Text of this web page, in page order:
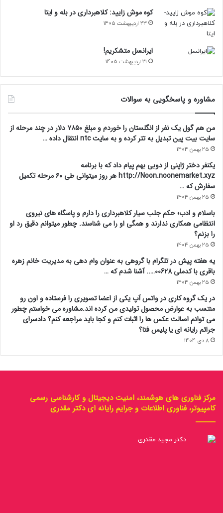
کوه موش زایید: کلاهبرداری در بله و ایتا
23 اردیبهشت 1405
ایرانسل متشکریم!
21 اردیبهشت 1405
مشاوره و پاسخگویی به سوالات
من هم گول یک نفر از انگلستان را خوردم و مبلغ ۷۸۵۰ دلار در چند مرحله از
سایت بیت پین تبدیل به تتر کرده و به سایت ntc انتقال داده …
25 بهمن 1404
یکنفر دختر ژاپنی از دوبی بهم پیام داد که با برنامه
http://Noon.noonemarket.xyz هر روز میتوانی طی ۶۰ مرحله تکمیل
سفارش که …
25 بهمن 1404
باسلام و ادب؛ حکم جلب سیار کلاهبرداری را دارم و پاسگاه های نیروی
انتظامی همکاری ندارند و همگی او را می شناسند. چطور میتوانم دقیق رد او
را بزنم؟
25 بهمن 1404
یه هفته پیش در تلگرام با گروهی به عنوان وام دهی به مدیریت خانم زهره
باقری با کدملی 00628….. آشنا شدم که …
25 بهمن 1404
در یک گروه کاری در واتس آپ یکی از اعضا تصویری را فرستاده و اون رو
منتسب به عوارض محصول تولیدی من کرده اند.مشاوره می خواستم چطور
می توانم اصالت عکس ها را اثبات کنم و کجا باید مراجعه کنم؟ دادسرای
جرائم رایانه ای یا پلیس فتا؟
8 دی 1404
مرکز فناوری های هوشمند، امنیت دیجیتال و کارشناسی رسمی
کامپیوتر، فناوری اطلاعات و جرایم رایانه ای دکتر مقدری